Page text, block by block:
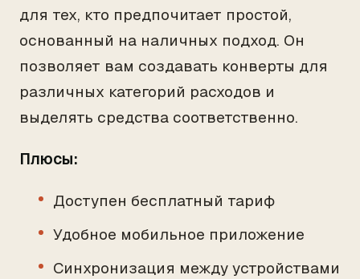
для тех, кто предпочитает простой,
основанный на наличных подход. Он
позволяет вам создавать конверты для
различных категорий расходов и
выделять средства соответственно.
Плюсы:
Доступен бесплатный тариф
Удобное мобильное приложение
Синхронизация между устройствами